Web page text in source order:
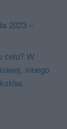
2023 –
celu? W
innego